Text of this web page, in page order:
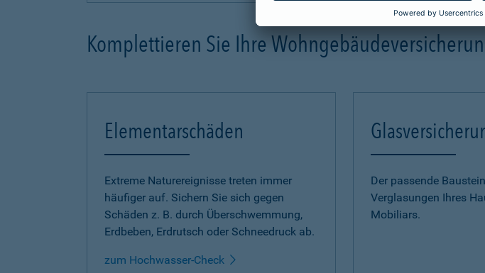
Komplettieren Sie Ihre
Elementarschäden
Extreme Naturereignisse treten immer
häufiger auf. Sichern Sie sich gegen
Schäden z. B. durch Überschwemmung,
Erdbeben, Erdrutsch oder Schneedruck ab.
zum Hochwasser-Check
Der passende
Verglasungen Ihres
Mobiliars.